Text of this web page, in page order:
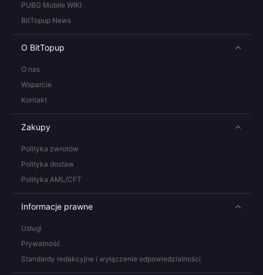
PUBG Mobile WIKI
BitTopup News
O BitTopup
O nas
Wsparcie
Kontakt
Zakupy
Polityka zwrotów
Polityka dostaw
Polityka AML/CFT
Informacje prawne
Usługi
Prywatność
Standardy redakcyjne i wyłączenie odpowiedzialności